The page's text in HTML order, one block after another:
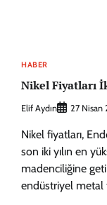
HABER
Nikel Fiyatları
Elif Aydın 27 Nisan
Nikel fiyatları,
son iki yılın en
madenciliğine
endüstriyel metal